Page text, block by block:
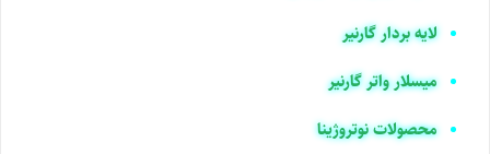
لایه بردار گارنیر
میسلار واتر گارنیر
محصولات نوتروژینا